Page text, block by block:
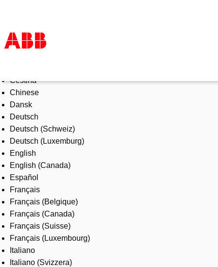
Products & Solutions
Industries
Services
About us
Where to buy
Contact us
Careers
Čeština
Chinese
Dansk
Deutsch
Deutsch (Schweiz)
Deutsch (Luxemburg)
English
English (Canada)
Español
Français
Français (Belgique)
Français (Canada)
Français (Suisse)
Français (Luxembourg)
Italiano
Italiano (Svizzera)